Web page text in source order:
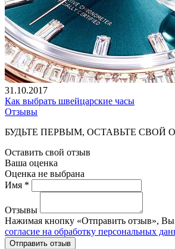
31.10.2017
Как выбрать швейцарские часы
Отзывы
БУДЬТЕ ПЕРВЫМ, ОСТАВЬТЕ СВОЙ
Оставить свой отзыв
Ваша оценка
Оценка не выбрана
Имя *
Отзывы
Нажимая кнопку «Отправить отзыв», Вы
согласие на обработку персональных
Отправить отзыв